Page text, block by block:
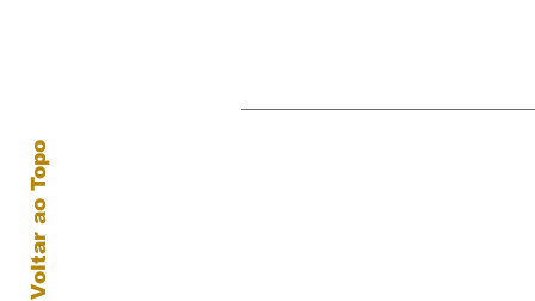
Voltar ao Topo